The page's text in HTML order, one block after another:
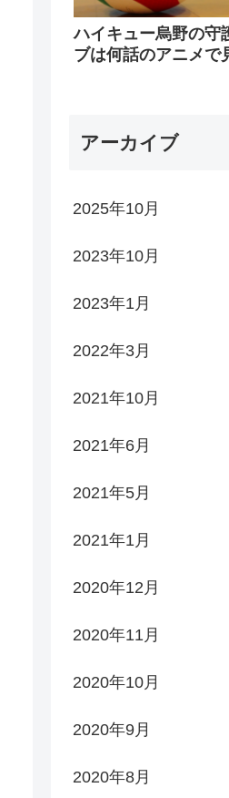
ハイキュー烏野の守
ブは何話のアニメで
アーカイブ
2025年10月
2023年10月
2023年1月
2022年3月
2021年10月
2021年6月
2021年5月
2021年1月
2020年12月
2020年11月
2020年10月
2020年9月
2020年8月